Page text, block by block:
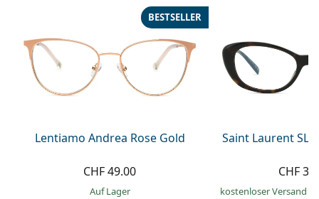
Prada
Alle Marken
Lentiamo Andrea Rose Gold
BESTSELLER
CHF 49.00
auf Lager
Saint Laurent SL
CHF
kostenloser Versand